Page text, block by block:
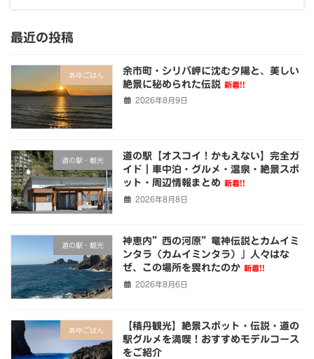
最近の投稿
あゆごはん
余市町・シリパ岬に沈む夕陽と、美しい
絶景に秘められた伝説 新着!!
2026年8月9日
道の駅・観光
道の駅【オスコイ！かもえない】完全ガ
イド｜車中泊・グルメ・温泉・絶景スポ
ット・周辺情報まとめ 新着!!
2026年8月8日
道の駅・観光
神恵内”西の河原”竜神伝説とカムイミ
ンタラ（カムイミンタラ）」人々はな
ぜ、この場所を畏れたのか 新着!!
2026年8月6日
あゆごはん
【積丹観光】絶景スポット・伝説・道の
駅グルメを満喫！おすすめモデルコース
をご紹介